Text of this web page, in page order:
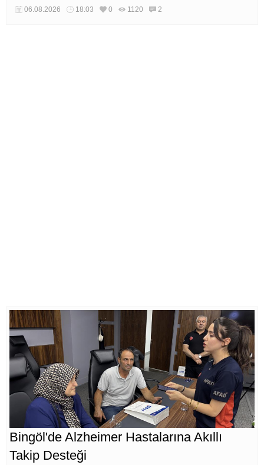
kurumların teknik inceleme yapması çağrısı yapıldı.
06.08.2026 18:03 0 1120 2
Bingöl'de Alzheimer Hastalarına Akıllı
Takip Desteği